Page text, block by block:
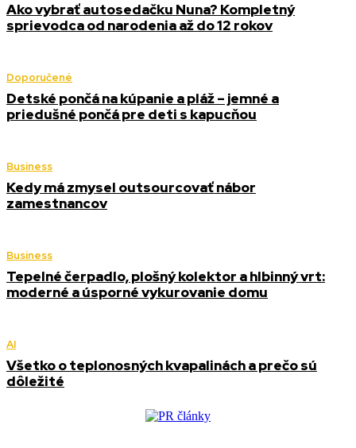
Ako vybrať autosedačku Nuna? Kompletný
sprievodca od narodenia až do 12 rokov
Doporučené
Detské pončá na kúpanie a pláž – jemné a
priedušné pončá pre deti s kapucňou
Business
Kedy má zmysel outsourcovať nábor
zamestnancov
Business
Tepelné čerpadlo, plošný kolektor a hlbinný vrt:
moderné a úsporné vykurovanie domu
AI
Všetko o teplonosných kvapalinách a prečo sú
dôležité